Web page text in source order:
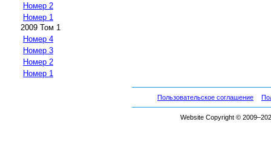
Номер 2
Номер 1
2009 Том 1
Номер 4
Номер 3
Номер 2
Номер 1
Пользовательское соглашение
Website Copyright ©